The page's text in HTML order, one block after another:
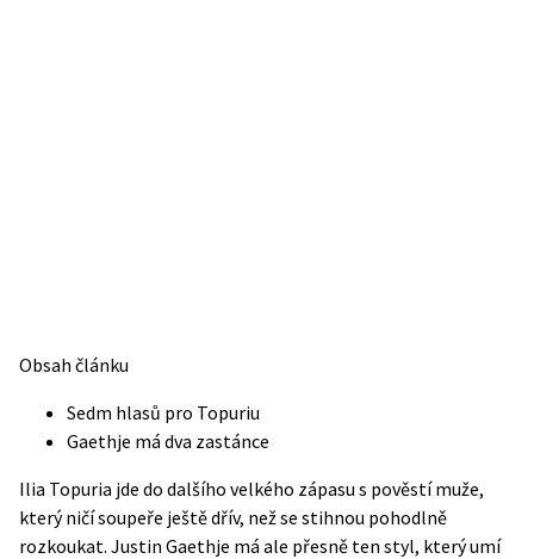
Obsah článku
Sedm hlasů pro Topuriu
Gaethje má dva zastánce
Ilia Topuria jde do dalšího velkého zápasu s pověstí muže,
který ničí soupeře ještě dřív, než se stihnou pohodlně
rozkoukat. Justin Gaethje má ale přesně ten styl, který umí